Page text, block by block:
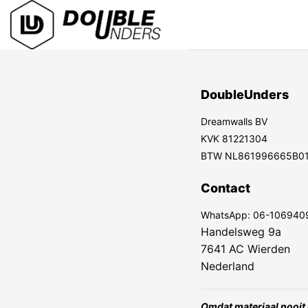
Ga
inhoud
DoubleUnders
Dreamwalls BV
KVK 81221304
BTW NL861996665B01
Contact
WhatsApp: 06-
Handelsweg 9a
7641 AC Wierden
Nederland